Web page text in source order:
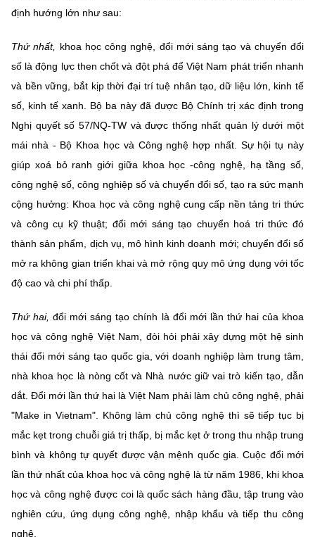
Điều khoản sử dụng Theo dõi MST:
Cơ quan chủ quản: Bộ Khoa học và Công nghệ (MST)
Chịu trách nhiệm nội dung: Nguyễn Thị Hải Hằng
Liên hệ
Địa chỉ: Ban Biên tập Cổng TTĐT - 18 Nguyễn Du, TP. Hà Nội
Điện thoại: 024 3936 9506
©2026 Bản quyền thuộc Bộ Khoa Học và Công Nghệ
(Ghi rõ nguồn "https://mst.gov.vn" khi phát hành lại thông tin từ
website này)
định hướng lớn như sau:
Thứ nhất, khoa học công nghệ, đổi mới sáng tạo và chuyển đổi
số là động lực then chốt và đột phá để Việt Nam phát triển nhanh
và bền vững, bắt kịp thời đại trí tuệ nhân tạo, dữ liệu lớn, kinh tế
số, kinh tế xanh. Bộ ba này đã được Bộ Chính trị xác định trong
Nghị quyết số 57/NQ-TW và được thống nhất quản lý dưới một
mái nhà - Bộ Khoa học và Công nghệ hợp nhất. Sự hội tụ này
giúp xoá bỏ ranh giới giữa khoa học -công nghệ, hạ tầng số,
công nghệ số, công nghiệp số và chuyển đổi số, tạo ra sức mạnh
cộng hưởng: Khoa học và công nghệ cung cấp nền tảng tri thức
và công cụ kỹ thuật; đổi mới sáng tạo chuyển hoá tri thức đó
thành sản phẩm, dịch vụ, mô hình kinh doanh mới; chuyển đổi số
mở ra không gian triển khai và mở rộng quy mô ứng dụng với tốc
độ cao và chi phí thấp.
Thứ hai,đổi mới sáng tạo chính là đổi mới lần thứ hai của khoa
học và công nghệ Việt Nam, đòi hỏi phải xây dựng một hệ sinh
thái đổi mới sáng tạo quốc gia, với doanh nghiệp làm trung tâm,
nhà khoa học là nòng cốt và Nhà nước giữ vai trò kiến tạo, dẫn
dắt. Đổi mới lần thứ hai là Việt Nam phải làm chủ công nghệ, phải
"Make in Vietnam". Không làm chủ công nghệ thì sẽ tiếp tục bị
mắc kẹt trong chuỗi giá trị thấp, bị mắc kẹt ở trong thu nhập trung
bình và không tự quyết được vận mệnh quốc gia. Cuộc đổi mới
lần thứ nhất của khoa học và công nghệ là từ năm 1986, khi khoa
học và công nghệ được coi là quốc sách hàng đầu, tập trung vào
nghiên cứu, ứng dụng công nghệ, nhập khẩu và tiếp thu công
nghệ.